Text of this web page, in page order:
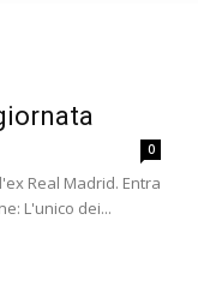
0
Real Madrid. Entra
L'unico dei...